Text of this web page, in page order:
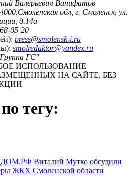
Валерьевич Ванифатов
обл, г. Смоленск, ул.
д.14а
05-20
press@smolensk-i.ru
smolredaktor@yandex.ru
ГС"
ИСПОЛЬЗОВАНИЕ
НА САЙТЕ, БЕЗ
тегу:
ДОМ.РФ Виталий Мутко обсудили
ЖКХ Смоленской области